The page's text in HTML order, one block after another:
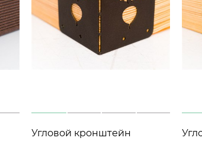
Угловой кронштейн